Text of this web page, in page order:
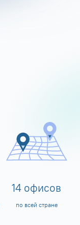
14 офисов
по всей стране